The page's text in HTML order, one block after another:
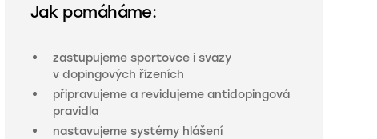
Jak pomáháme:
zastupujeme sportovce i svazy
v dopingových řízeních
připravujeme a revidujeme antidopingová
pravidla
nastavujeme systémy hlášení